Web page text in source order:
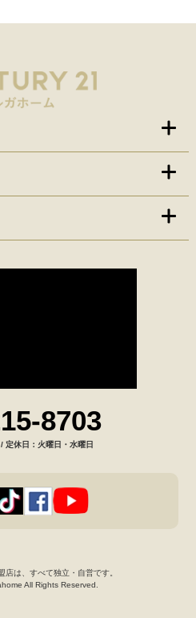
8703
定休日：火曜日・水曜日
は、すべて独立・自営です。
All Rights Reserved.